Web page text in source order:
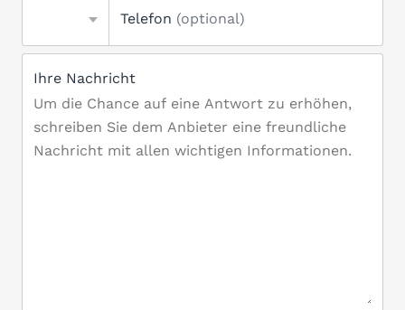
Telefon (optional)
Ihre Nachricht